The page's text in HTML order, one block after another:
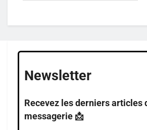
Newsletter
Recevez les derniers articles
messagerie 📩